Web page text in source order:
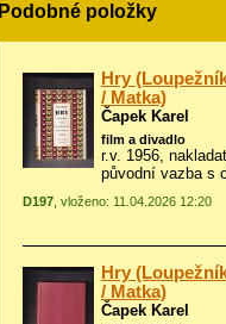
Podobné položky
Hry
/ Matka)
Čapek Karel
film a divadlo
r.v. 1956,
původní vazba s
D197 , vloženo: 11.04.2026 12:20
Hry
/ Matka)
Čapek Karel